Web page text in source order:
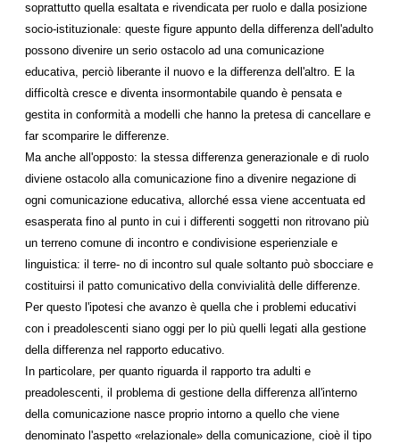
soprattutto quella esaltata e rivendicata per ruolo e dalla posizione
socio-istituzionale: queste figure appunto della differenza dell'adulto
possono divenire un serio ostacolo ad una comunicazione
educativa, perciò liberante il nuovo e la differenza dell'altro. E la
difficoltà cresce e diventa insormontabile quando è pensata e
gestita in conformità a modelli che hanno la pretesa di cancellare e
far scomparire le differenze.
Ma anche all'opposto: la stessa differenza generazionale e di ruolo
diviene ostacolo alla comunicazione fino a divenire negazione di
ogni comunicazione educativa, allorché essa viene accentuata ed
esasperata fino al punto in cui i differenti soggetti non ritrovano più
un terreno comune di incontro e condivisione esperienziale e
linguistica: il terre- no di incontro sul quale soltanto può sbocciare e
costituirsi il patto comunicativo della convivialità delle differenze.
Per questo l'ipotesi che avanzo è quella che i problemi educativi
con i preadolescenti siano oggi per lo più quelli legati alla gestione
della differenza nel rapporto educativo.
In particolare, per quanto riguarda il rapporto tra adulti e
preadolescenti, il problema di gestione della differenza all'interno
della comunicazione nasce proprio intorno a quello che viene
denominato l'aspetto «relazionale» della comunicazione, cioè il tipo